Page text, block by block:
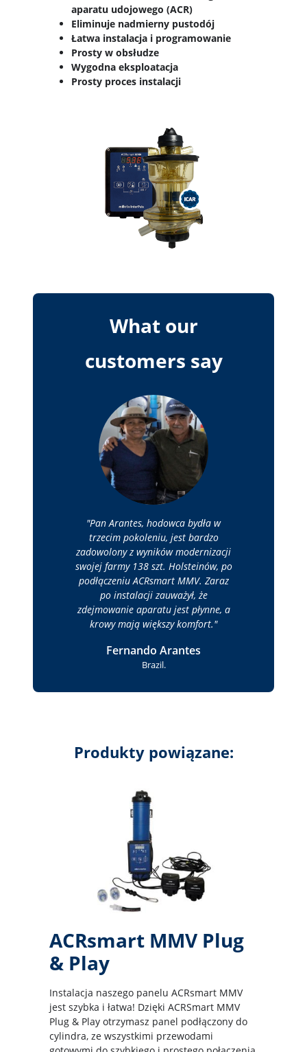
aparatu udojowego (ACR)
Eliminuje nadmierny pustodój
Łatwa instalacja i programowanie
Prosty w obsłudze
Wygodna eksploatacja
Prosty proces instalacji
What our
customers say
Pan Arantes, hodowca bydła w
trzecim pokoleniu, jest bardzo
zadowolony z wyników modernizacji
swojej farmy 138 szt. Holsteinów, po
podłączeniu ACRsmart MMV. Zaraz
po instalacji zauważył, że
zdejmowanie aparatu jest płynne, a
krowy mają większy komfort.
Fernando Arantes
Brazil.
Produkty powiązane:
ACRsmart MMV Plug
& Play
Instalacja naszego panelu ACRsmart MMV
jest szybka i łatwa! Dzięki ACRSmart MMV
Plug & Play otrzymasz panel podłączony do
cylindra, ze wszystkimi przewodami